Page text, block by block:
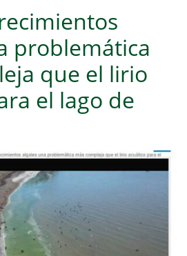
problemática
que el lirio
el lago de